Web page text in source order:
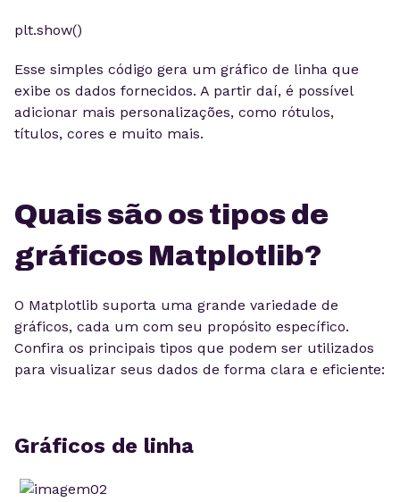
plt.show()
Esse simples código gera um gráfico de linha que
exibe os dados fornecidos. A partir daí, é possível
adicionar mais personalizações, como rótulos,
títulos, cores e muito mais.
Quais são os tipos de
gráficos Matplotlib?
O Matplotlib suporta uma grande variedade de
gráficos, cada um com seu propósito específico.
Confira os principais tipos que podem ser utilizados
para visualizar seus dados de forma clara e eficiente:
Gráficos de linha